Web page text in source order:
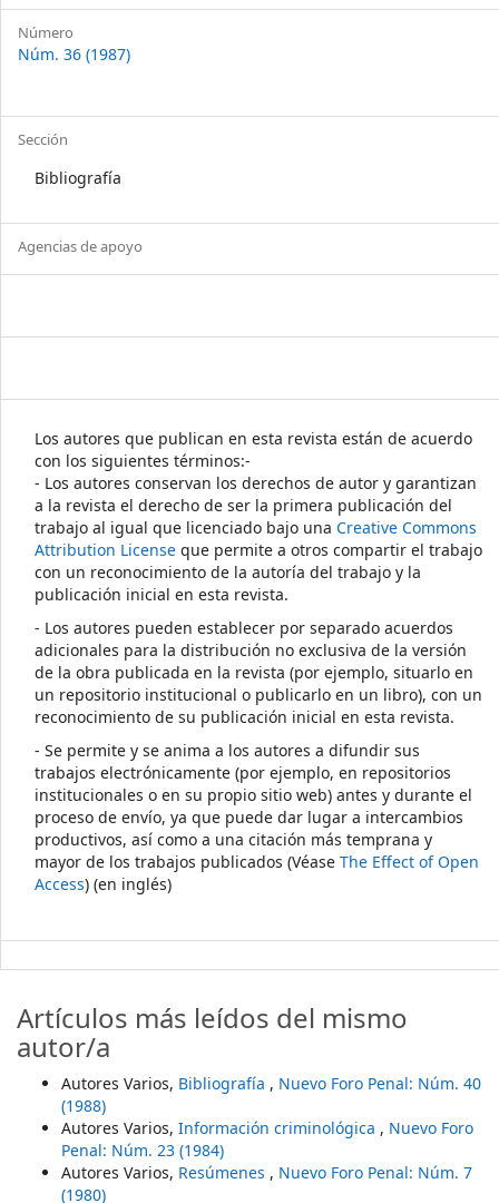
Número
Núm. 36 (1987)
Sección
Bibliografía
Agencias de apoyo
Los autores que publican en esta revista están de acuerdo
con los siguientes términos:-
- Los autores conservan los derechos de autor y garantizan
a la revista el derecho de ser la primera publicación del
trabajo al igual que licenciado bajo una Creative Commons
Attribution License que permite a otros compartir el trabajo
con un reconocimiento de la autoría del trabajo y la
publicación inicial en esta revista.
- Los autores pueden establecer por separado acuerdos
adicionales para la distribución no exclusiva de la versión
de la obra publicada en la revista (por ejemplo, situarlo en
un repositorio institucional o publicarlo en un libro), con un
reconocimiento de su publicación inicial en esta revista.
- Se permite y se anima a los autores a difundir sus
trabajos electrónicamente (por ejemplo, en repositorios
institucionales o en su propio sitio web) antes y durante el
proceso de envío, ya que puede dar lugar a intercambios
productivos, así como a una citación más temprana y
mayor de los trabajos publicados (Véase The Effect of Open
Access) (en inglés)
Artículos más leídos del mismo
autor/a
Autores Varios, Bibliografía , Nuevo Foro Penal: Núm. 40
(1988)
Autores Varios, Información criminológica , Nuevo Foro
Penal: Núm. 23 (1984)
Autores Varios, Resúmenes , Nuevo Foro Penal: Núm. 7
(1980)